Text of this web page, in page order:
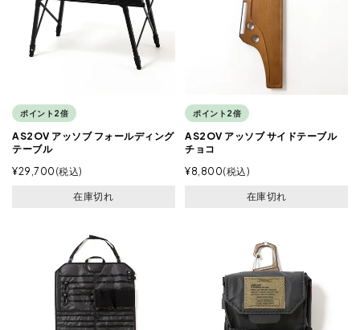
ポイント2倍
AS2OV アッソブ フォールディング
テーブル
¥29,700 税込
在庫切れ
ポイント2倍
AS2OV アッソブ サイドテーブル
チョコ
¥8,800 税込
在庫切れ